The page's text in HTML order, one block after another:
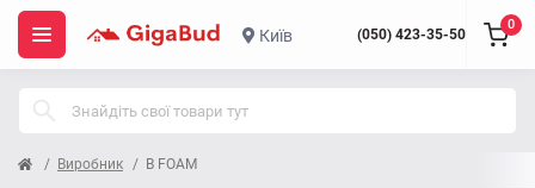
Київ (050) 423-35-50
0
Виробник B FOAM